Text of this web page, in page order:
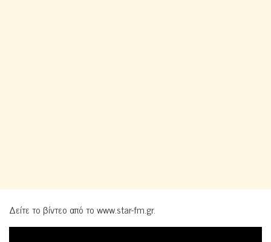
Δείτε το βίντεο από το www.star-fm.gr.